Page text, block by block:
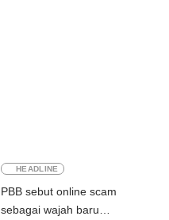
HEADLINE
PBB sebut online scam
sebagai wajah baru